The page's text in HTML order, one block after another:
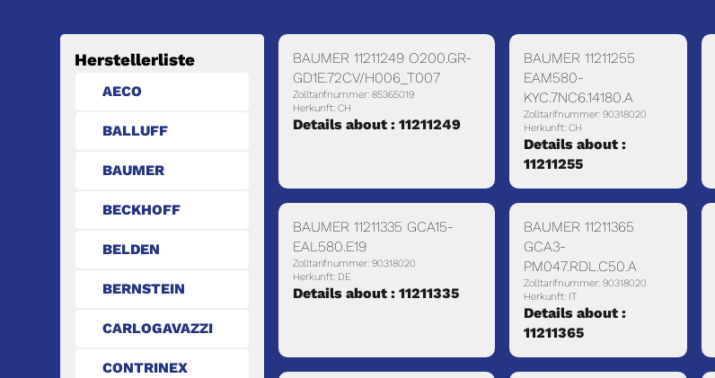
Herstellerliste
AECO
BALLUFF
BAUMER
BECKHOFF
BELDEN
BERNSTEIN
CARLOGAVAZZI
CONTRINEX
BAUMER 11211249 O200.GR-
GD1E.72CV/H006_T007
Zolltarifnummer: 85365019
Herkunft: CH
Details about : 11211249
BAUMER 11211255
EAM580-
KYC.7NC6.14180.A
Zolltarifnummer: 90318020
Herkunft: CH
Details about :
11211255
BAUMER 11211335 GCA15-
EAL580.E19
Zolltarifnummer: 90318020
Herkunft: DE
Details about : 11211335
BAUMER 11211365
GCA3-
PM047.RDL.C50.A
Zolltarifnummer: 90318020
Herkunft: IT
Details about :
11211365